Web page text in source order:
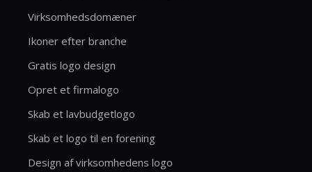
Virksomhedsdomæner
Ikoner efter branche
Gratis logo design
Opret et firmalogo
Skab et lavbudgetlogo
Skab et logo til en forening
Design af virksomhedens logo